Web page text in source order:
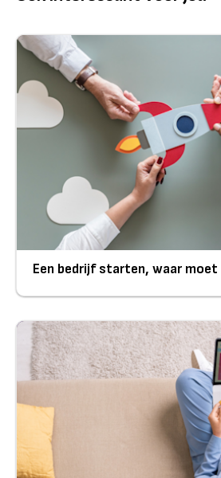
Een bedrijf starten, waar moet